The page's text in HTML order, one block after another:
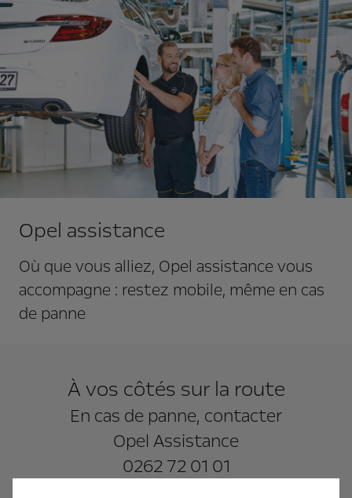
Opel assistance
Où que vous alliez, Opel assistance vous
accompagne : restez mobile, même en cas
de panne
À vos côtés sur la route
En cas de panne, contacter
Opel Assistance
0262 72 01 01